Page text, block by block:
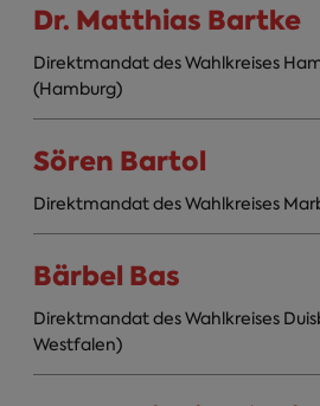
Dr. Matthias Bartke
Direktmandat des Wahlkreises
(Hamburg)
Sören Bartol
Direktmandat des Wahlkreises
Bärbel Bas
Direktmandat des Wahlkreises
Westfalen)